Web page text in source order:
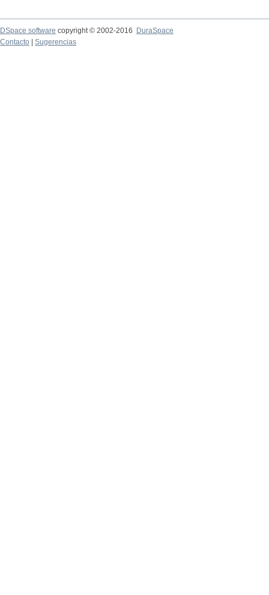
DSpace software copyright © 2002-2016
DuraSpace
Contacto
Sugerencias